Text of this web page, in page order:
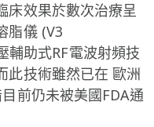
床效果於數次治療呈
脂儀 (V3
助式RF電波射頻技
此技術雖然已在 歐洲
前仍未被美國FDA通